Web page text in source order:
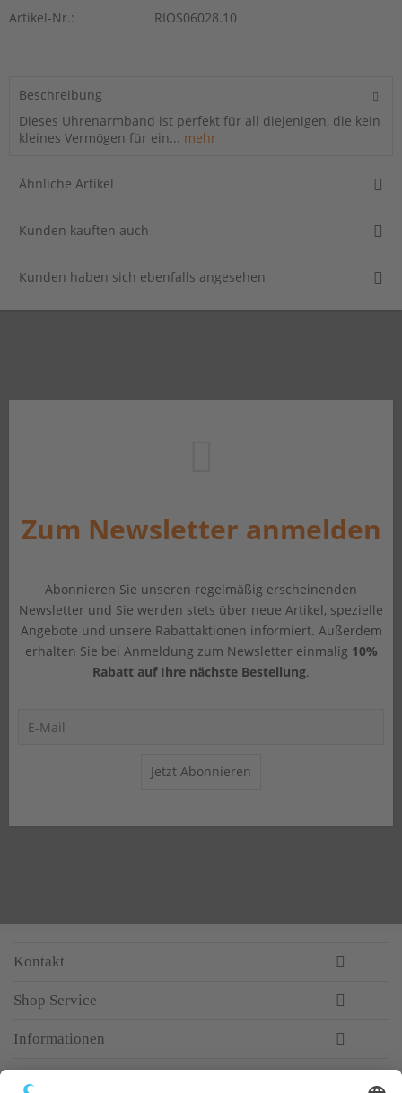
Artikel-Nr.: RIOS06028.10
Beschreibung
Dieses Uhrenarmband ist perfekt für all diejenigen, die kein
kleines Vermögen für ein... mehr
Ähnliche Artikel
Kunden kauften auch
Kunden haben sich ebenfalls angesehen
Zum Newsletter anmelden
Abonnieren Sie unseren regelmäßig erscheinenden
Newsletter und Sie werden stets über neue Artikel, spezielle
Angebote und unsere Rabattaktionen informiert. Außerdem
erhalten Sie bei Anmeldung zum Newsletter einmalig 10%
Rabatt auf Ihre nächste Bestellung.
Jetzt Abonnieren
Kontakt
Shop Service
Informationen